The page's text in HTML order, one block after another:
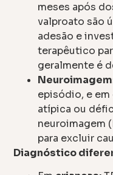
meses após
valproato são
adesão e
terapêutico
geralmente é
episódio, e
atípica ou
neuroimagem
para excluir
Diagnóstico